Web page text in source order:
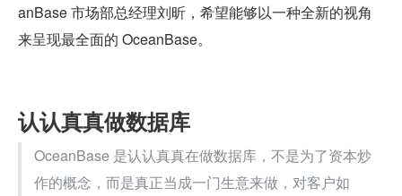
anBase 市场部总经理刘昕，希望能够以一种全新的视角
来呈现最全面的 OceanBase。
认认真真做数据库
OceanBase 是认认真真在做数据库，不是为了资本炒
作的概念，而是真正当成一门生意来做，对客户如